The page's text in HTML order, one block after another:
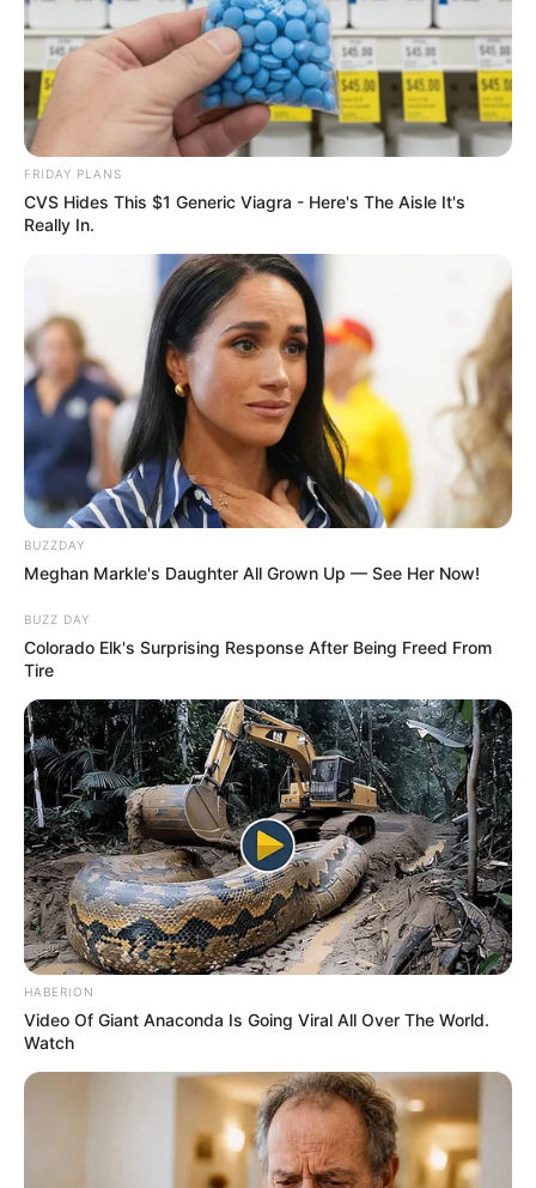
FRIDAY PLANS
CVS Hides This $1 Generic Viagra - Here's The Aisle It's
Really In.
BUZZDAY
Meghan Markle's Daughter All Grown Up — See Her Now!
BUZZ DAY
Colorado Elk's Surprising Response After Being Freed From
Tire
HABERION
Video Of Giant Anaconda Is Going Viral All Over The World.
Watch